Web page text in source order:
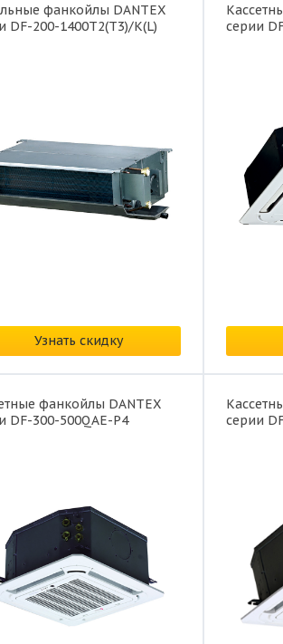
фанкойлы DANTEX
DF-200-1400T2(T3)/K(L)
Узнать скидку
серии
фанкойлы DANTEX
DF-300-500QAE-P4
серии